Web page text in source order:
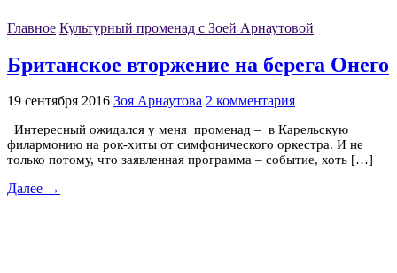
Главное Культурный променад с Зоей Арнаутовой
Британское вторжение на берега Онего
19 сентября 2016 Зоя Арнаутова 2 комментария
Интересный ожидался у меня променад – в Карельскую
филармонию на рок-хиты от симфонического оркестра. И не
только потому, что заявленная программа – событие, хоть […]
Далее →